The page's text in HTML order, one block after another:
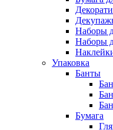
Наборы
Наборы
Упаковка
Банты
Бумага